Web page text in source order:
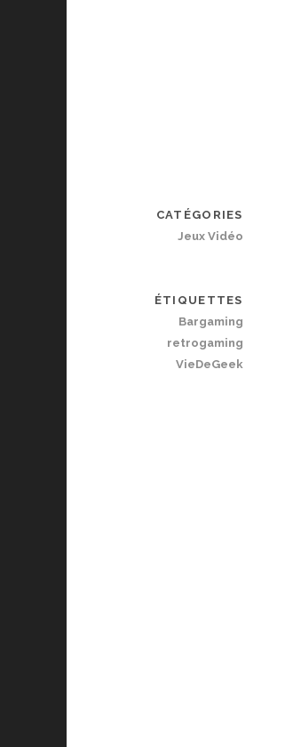
CATÉGORIES
Jeux Vidéo
ÉTIQUETTES
Bargaming
retrogaming
VieDeGeek